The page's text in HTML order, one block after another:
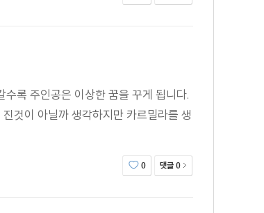
록 주인공은 이상한 꿈을 꾸게 됩니다.
것이 아닐까 생각하지만 카르밀라를 생
0 댓글 0